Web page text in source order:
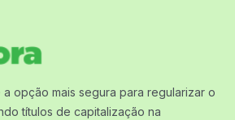
a opção mais segura para regularizar o
títulos de capitalização na